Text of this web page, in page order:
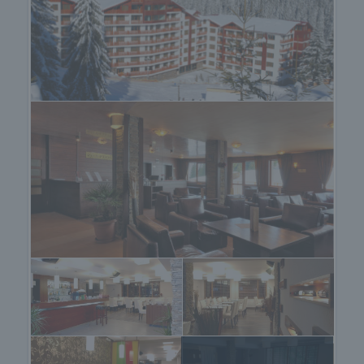
Услугите обхващат:
• 24 часа - 12 месеца гаранция на сградата и
паркинг
• 24 часа часа рецепция
• отопление на общите части
• всекидневно почистване на общите части
• всички ремонти в жилищна сграда
• материали и персонал за общността тоалетни,
басейн, фитнес център & ски сушилня
• осигурен достъп до ресторанта
• осигурен достъп до лоби бара
• осигурен достъп до търговския център
• поддръжка на басейн, сауна, фитнес център и
• всекидневни доставките градинарство
• почистване на паркинги и пътища
• осветление навън
Обзавеждане
Апартаментите в комплекс Forest Nook се